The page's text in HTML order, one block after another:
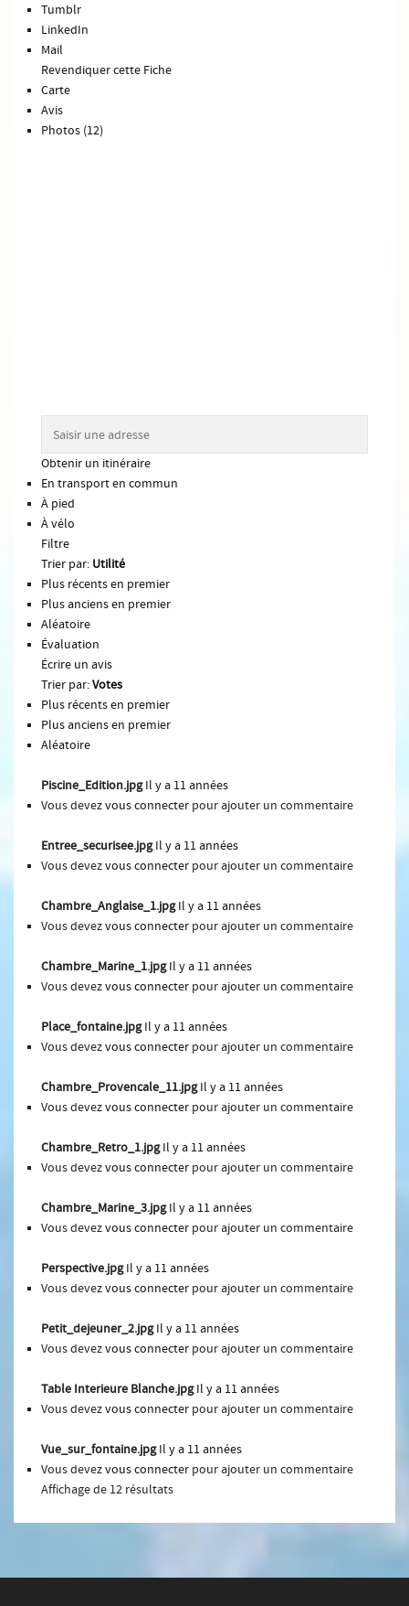
Tumblr
LinkedIn
Mail
Revendiquer cette Fiche
Carte
Avis
Photos (12)
Obtenir un itinéraire
En transport en commun
À pied
À vélo
Filtre
Trier par: Utilité
Plus récents en premier
Plus anciens en premier
Aléatoire
Évaluation
Écrire un avis
Trier par:Votes
Plus récents en premier
Plus anciens en premier
Aléatoire
Piscine_Edition.jpg Il y a 11 années
Vous devezvous connecter pour ajouter un commentaire
Entree_securisee.jpg Il y a 11 années
Vous devezvous connecter pour ajouter un commentaire
Chambre_Anglaise_1.jpg Il y a 11 années
Vous devezvous connecter pour ajouter un commentaire
Chambre_Marine_1.jpg Il y a 11 années
Vous devezvous connecter pour ajouter un commentaire
Place_fontaine.jpg Il y a 11 années
Vous devezvous connecter pour ajouter un commentaire
Chambre_Provencale_11.jpg Il y a 11 années
Vous devezvous connecter pour ajouter un commentaire
Chambre_Retro_1.jpg Il y a 11 années
Vous devezvous connecter pour ajouter un commentaire
Chambre_Marine_3.jpg Il y a 11 années
Vous devezvous connecter pour ajouter un commentaire
Perspective.jpg Il y a 11 années
Vous devezvous connecter pour ajouter un commentaire
Petit_dejeuner_2.jpg Il y a 11 années
Vous devezvous connecter pour ajouter un commentaire
Table Interieure Blanche.jpg Il y a 11 années
Vous devezvous connecter pour ajouter un commentaire
Vue_sur_fontaine.jpg Il y a 11 années
Vous devezvous connecter pour ajouter un commentaire
Affichage de 12 résultats